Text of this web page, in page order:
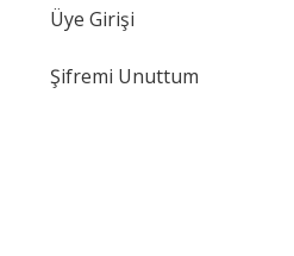
Üye Girişi
Şifremi Unuttum